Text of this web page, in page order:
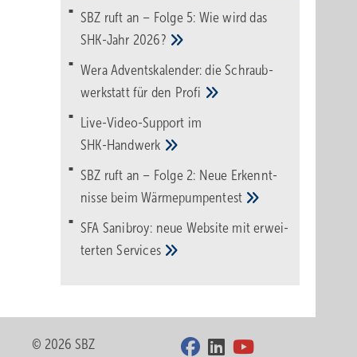
SBZ ruft an – Folge 5: Wie wird das
SHK-Jahr 2026?
Wera Adventskalender: die Schraub­
werk­statt für den Pro­fi
Live-Video-Support im
SHK-Handwerk
SBZ ruft an – Folge 2: Neue Erkennt­
nisse beimWärme­pumpen­test
SFA Sanibroy: neue Web­site mit erwei­
tertenServices
© 2026 SBZ